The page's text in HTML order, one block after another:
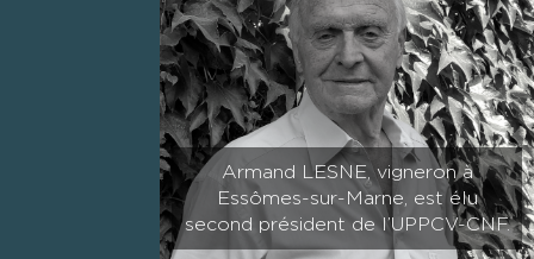
Armand LESNE, vigneron à
Essômes-sur-Marne, est élu
second président de l’UPPCV-CNF.